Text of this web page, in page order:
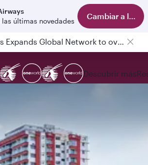
las últimas novedades
Cambiar a la
Qatar Airways Expands Global Network to over 160 Destinations
Descubrir más